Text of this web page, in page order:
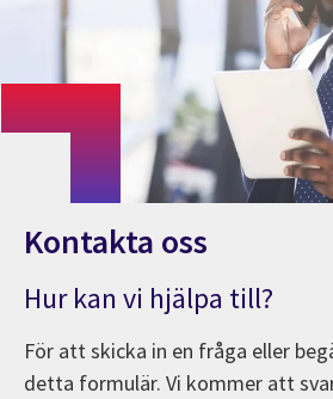
Kontakta oss
Hur kan vi hjälpa till?
För att skicka in en fråga eller
detta formulär. Vi kommer att